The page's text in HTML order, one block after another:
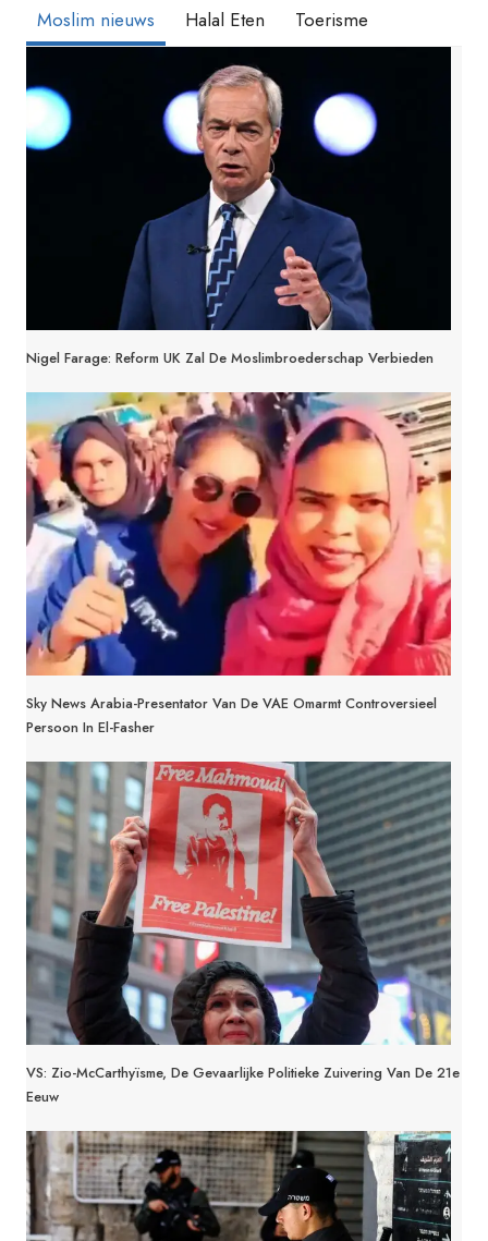
Moslim nieuws Halal Eten Toerisme
Nigel Farage: Reform UK Zal De Moslimbroederschap Verbieden
Sky News Arabia-Presentator Van De VAE Omarmt Controversieel
Persoon In El-Fasher
VS: Zio-McCarthyïsme, De Gevaarlijke Politieke Zuivering Van De 21e
Eeuw